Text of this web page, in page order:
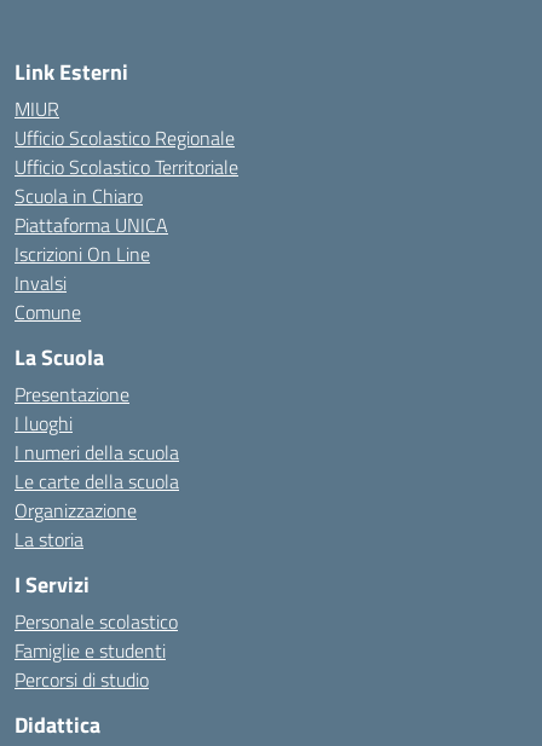
Link Esterni
MIUR
Ufficio Scolastico Regionale
Ufficio Scolastico Territoriale
Scuola in Chiaro
Piattaforma UNICA
Iscrizioni On Line
Invalsi
Comune
La Scuola
Presentazione
I luoghi
I numeri della scuola
Le carte della scuola
Organizzazione
La storia
I Servizi
Personale scolastico
Famiglie e studenti
Percorsi di studio
Didattica